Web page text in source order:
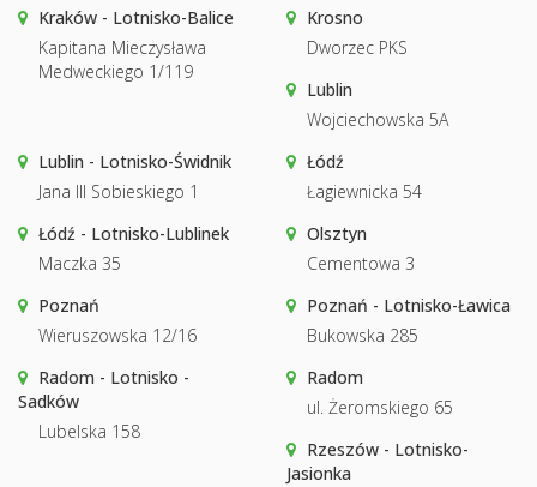
Kraków - Lotnisko-Balice
Kapitana Mieczysława
Medweckiego 1/119
Krosno
Dworzec PKS
Lublin
Wojciechowska 5A
Lublin - Lotnisko-Świdnik
Jana III Sobieskiego 1
Łódź
Łagiewnicka 54
Łódź - Lotnisko-Lublinek
Maczka 35
Olsztyn
Cementowa 3
Poznań
Wieruszowska 12/16
Poznań - Lotnisko-Ławica
Bukowska 285
Radom - Lotnisko -
Sadków
Lubelska 158
Radom
ul. Żeromskiego 65
Rzeszów - Lotnisko-
Jasionka